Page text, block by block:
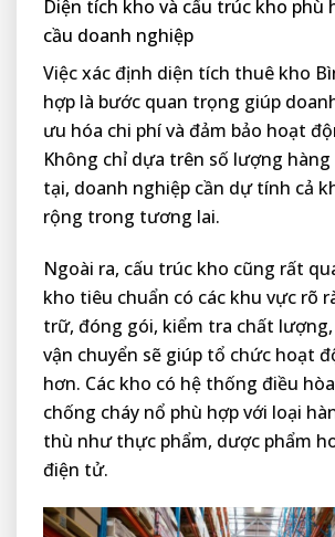
Diện tích kho và cấu trúc kho phù
cầu doanh nghiệp
Việc xác định diện tích thuê kho
hợp là bước quan trọng giúp
ưu hóa chi phí và đảm bảo hoạt
Không chỉ dựa trên số lượng
tại, doanh nghiệp cần dự tính cả
rộng trong tương lai.
Ngoài ra, cấu trúc kho cũng rất
kho tiêu chuẩn có các khu vực rõ
trữ, đóng gói, kiểm tra chất
vận chuyển sẽ giúp tổ chức hoạt
hơn. Các kho có hệ thống điều
chống cháy nổ phù hợp với loại
thù như thực phẩm, dược phẩm
điện tử.